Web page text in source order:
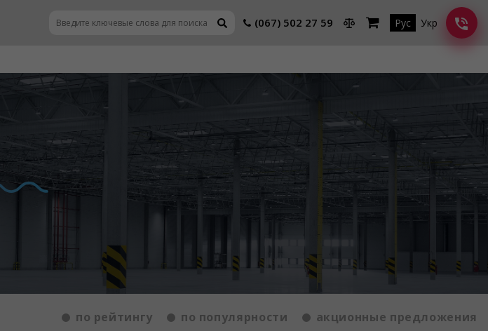
(067) 502 27 59 Рус Укр
по рейтингу по популярности акционные предложения